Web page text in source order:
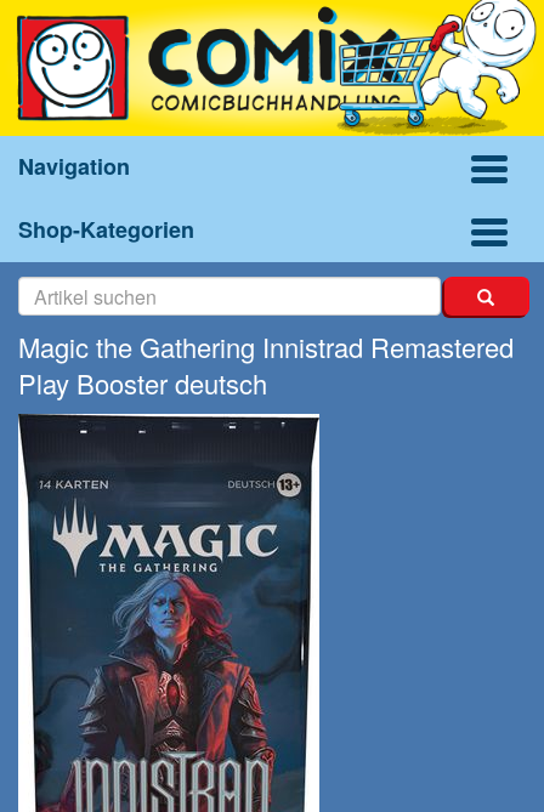
Navigation
Shop-Kategorien
Magic the Gathering Innistrad Remastered
Play Booster deutsch